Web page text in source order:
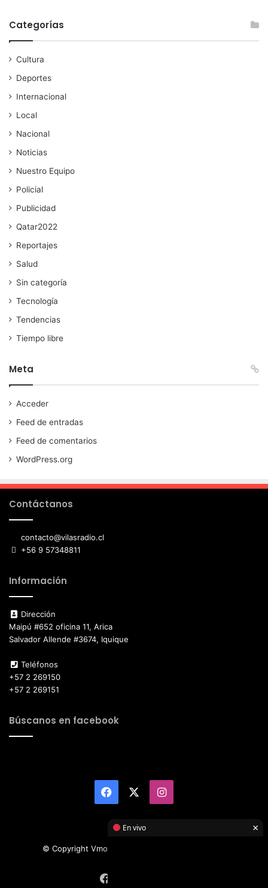
Categorías
Cultura
Deportes
Internacional
Local
Nacional
Noticias
Nuestro Equipo
Policial
Publicidad
Qatar2022
Reportajes
Salud
Sin categoría
Tecnología
Tendencias
Tiempo libre
Meta
Acceder
Feed de entradas
Feed de comentarios
WordPress.org
Contáctanos
contacto@vilasradio.cl
+56 9 57348811
Información
Dirección
Maipú #652 oficina 11, Arica
Salvador Allende #3674, Iquique
Teléfonos
+57 2 269150
+57 2 269151
Búscanos en facebook
Facebook Instagram
© Copyright Vmotor TI 2026, All Rights Reserved
En vivo ×